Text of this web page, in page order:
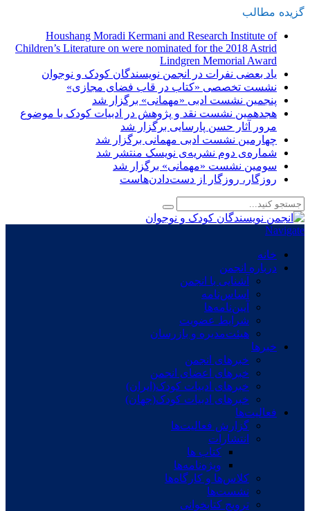
گزیده مطالب
Houshang Moradi Kermani and Research Institute of
Children’s Literature on were nominated for the 2018 Astrid
Lindgren Memorial Award
یاد بعضی نفرات در انجمن نویسندگان کودک و نوجوان
نشست تخصصی «کتاب در قاب فضای مجازی»
پنجمین نشست ادبی «مهمانی» برگزار شد
هجدهمین نشست نقد و پژوهش در ادبیات کودک با موضوع
مرور آثار حسن پارسایی برگزار شد
چهارمین نشست ادبی مهمانی برگزار شد
شماره‌ی دوم نشریه‌ی نویسک منتشر شد
سومین نشست «مهمانی» برگزار شد
روزگار، روزگار از دست‌دادن‌هاست
Navigate
خانه
درباره انجمن
آشنایی با انجمن
اساس‌نامه
آیین‌نامه‌ها
شرایط عضویت
هیئت‌مدیره و بازرسان
خبرها
خبرهای انجمن
خبرهای اعضای انجمن
خبرهای ادبیات کودک(ایران)
خبرهای ادبیات کودک(جهان)
فعالیت‌ها
گزارش فعالیت‌ها
انتشارات
کتاب ها
ویژه‌نامه‌ها
کلاس‌ها و کارگاه‌ها
نشست‌ها
ترویج کتابخوانی